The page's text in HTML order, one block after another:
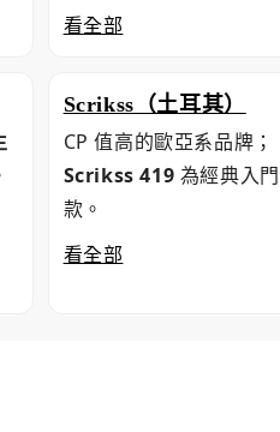
看全部
Scrikss（土耳其）
CP 值高的歐亞系品牌；
Scrikss 419 為經典入門
款。
看全部